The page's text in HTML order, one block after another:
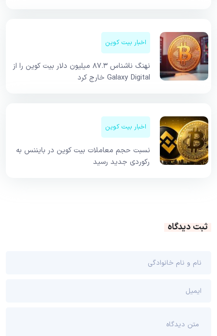
اخبار بیت کوین
نهنگ ناشناس ۸۷.۳ میلیون دلار بیت کوین را از
Galaxy Digital خارج کرد
اخبار بیت کوین
نسبت حجم معاملات بیت کوین در بایننس به
رکوردی جدید رسید
ثبت دیدگاه